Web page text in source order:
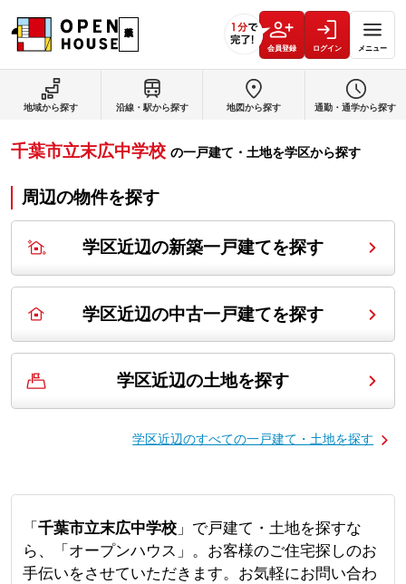
会員登録 ログイン メニュー
地域から探す 沿線・駅から探す 地図から探す 通勤・通学から探す
千葉市立末広中学校 の一戸建て・土地を学区から探す
周辺の物件を探す
学区近辺の新築一戸建てを探す
学区近辺の中古一戸建てを探す
学区近辺の土地を探す
学区近辺のすべての一戸建て・土地を探す
「 千葉市立末広中学校」で戸建て・土地を探すな
ら、「オープンハウス」。お客様のご住宅探しのお
手伝いをさせていただきます。お気軽にお問い合わ